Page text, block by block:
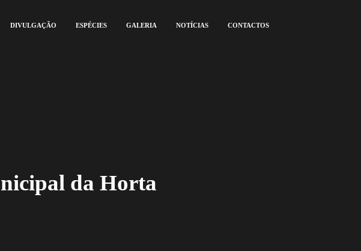
DIVULGAÇÃO ESPÉCIES GALERIA NOTÍCIAS CONTACTOS
da Horta